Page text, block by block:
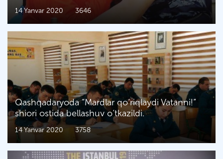
14 Yanvar 2020 3646
Qashqadaryoda “Mardlar qo‘riqlaydi Vatanni!”
shiori ostida bellashuv o‘tkazildi.
14 Yanvar 2020 3758